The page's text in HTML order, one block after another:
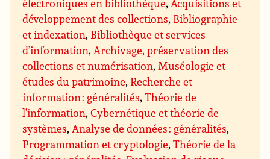
électroniques en bibliothèque,Acquisitions et
développement des collections, Bibliographie
et indexation, Bibliothèque et services
d’information,Archivage, préservation des
collections et numérisation,Muséologie et
études du patrimoine,Recherche et
information : généralités,Théorie de
l’information,Cybernétique et théorie de
systèmes,Analyse de données : généralités,
Programmation et cryptologie,Théorie de la